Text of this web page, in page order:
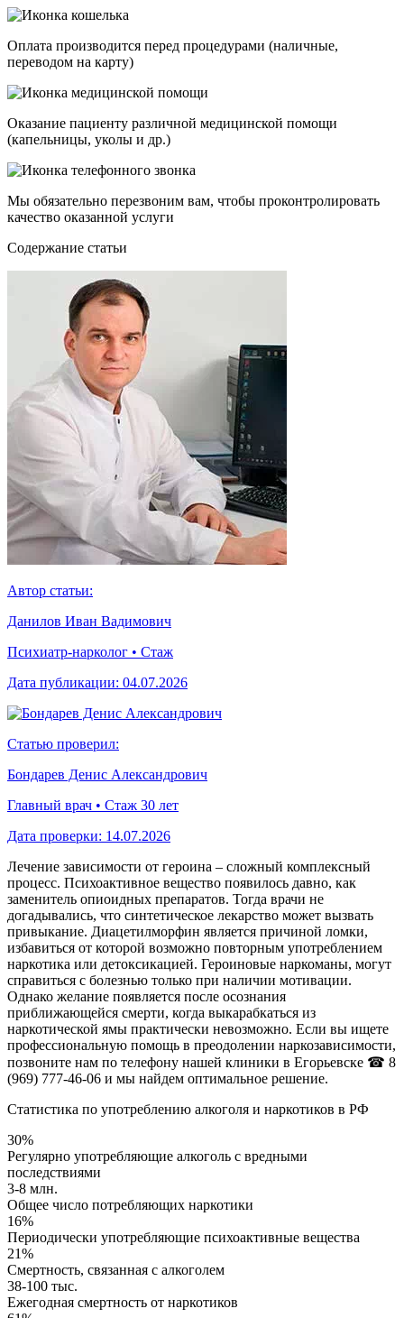
Оплата производится перед процедурами (наличные,
переводом на карту)
Оказание пациенту различной медицинской помощи
(капельницы, уколы и др.)
Мы обязательно перезвоним вам, чтобы проконтролировать
качество оказанной услуги
Cодержание статьи
Автор статьи:
Данилов Иван Вадимович
Психиатр-нарколог • Стаж
Дата публикации: 04.07.2026
Статью проверил:
Бондарев Денис Александрович
Главный врач • Стаж 30 лет
Дата проверки: 14.07.2026
Лечение зависимости от героина – сложный комплексный
процесс. Психоактивное вещество появилось давно, как
заменитель опиоидных препаратов. Тогда врачи не
догадывались, что синтетическое лекарство может вызвать
привыкание. Диацетилморфин является причиной ломки,
избавиться от которой возможно повторным употреблением
наркотика или детоксикацией. Героиновые наркоманы, могут
справиться с болезнью только при наличии мотивации.
Однако желание появляется после осознания
приближающейся смерти, когда выкарабкаться из
наркотической ямы практически невозможно. Если вы ищете
профессиональную помощь в преодолении наркозависимости,
позвоните нам по телефону нашей клиники в Егорьевске ☎ 8
(969) 777-46-06 и мы найдем оптимальное решение.
Статистика по употреблению алкоголя и наркотиков в РФ
30%
Регулярно употребляющие алкоголь с вредными
последствиями
3-8 млн.
Общее число потребляющих наркотики
16%
Периодически употребляющие психоактивные вещества
21%
Смертность, связанная с алкоголем
38-100 тыс.
Ежегодная смертность от наркотиков